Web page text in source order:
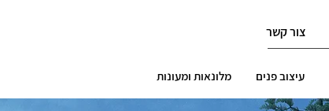
צור קשר
עיצוב פנים מלונאות ומעונות